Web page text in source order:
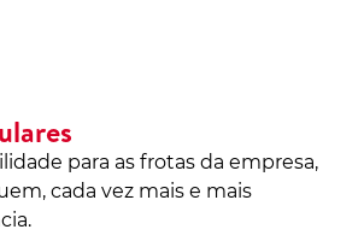
para as frotas da empresa,
cada vez mais e mais